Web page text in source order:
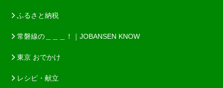
ふるさと納税
常磐線の＿＿＿！｜JOBANSEN KNOW
東京 おでかけ
レシピ・献立